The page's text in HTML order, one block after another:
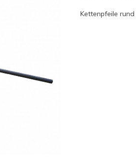
Kettenpfeile rund